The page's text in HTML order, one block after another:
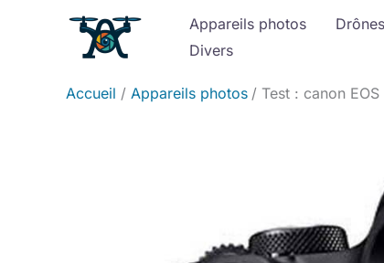
Appareils photos Drônes
Divers
Accueil Appareils photos Test : canon